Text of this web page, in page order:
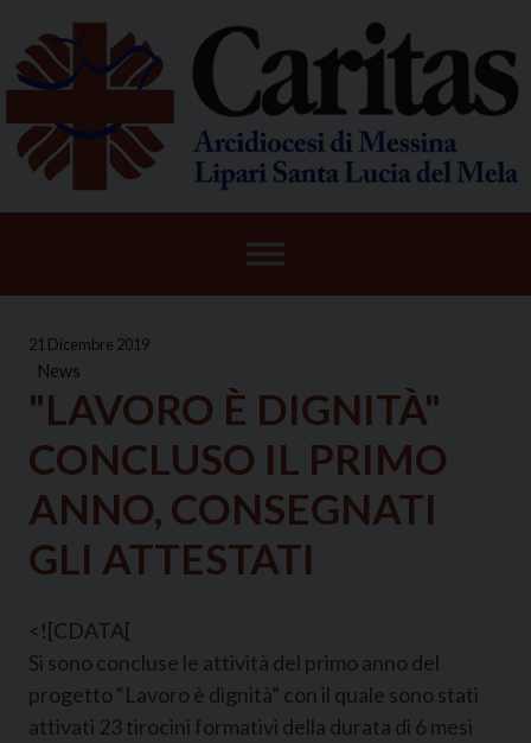
content
21 Dicembre 2019
News
"LAVORO È DIGNITÀ"
CONCLUSO IL PRIMO
ANNO, CONSEGNATI
GLI ATTESTATI
<![CDATA[
Si sono concluse le attività del primo anno del
progetto “Lavoro è dignità” con il quale sono stati
attivati 23 tirocini formativi della durata di 6 mesi